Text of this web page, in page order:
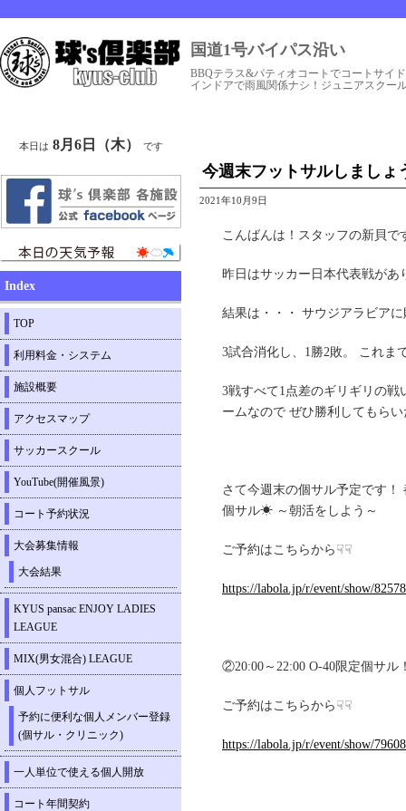
国道1号バイパス沿い
BBQテラス&パティオコートでコートサイ
インドアで雨風関係ナシ！ジュニアスクー
今週末フットサルしましょ
2021年10月9日
こんばんは！スタッフの新貝
昨日はサッカー日本代表戦があ
結果は・・・ サウジアラビア
3試合消化し、1勝2敗。 これま
3戦すべて1点差のギリギリの
ームなので ぜひ勝利してもら
さて今週末の個サル予定です！
個サル☀ ～朝活をしよう～
ご予約はこちらから☟☟
https://labola.jp/r/event/show/
②20:00～22:00 O-40限定個サ
ご予約はこちらから☟☟
https://labola.jp/r/event/show/
本日は 8月6日（木） です
Index
TOP
利用料金・システム
施設概要
アクセスマップ
サッカースクール
YouTube(開催風景)
コート予約状況
大会募集情報
大会結果
KYUS pansac ENJOY LADIES
LEAGUE
MIX(男女混合) LEAGUE
個人フットサル
予約に便利な個人メンバー登録
(個サル・クリニック)
一人単位で使える個人開放
コート年間契約